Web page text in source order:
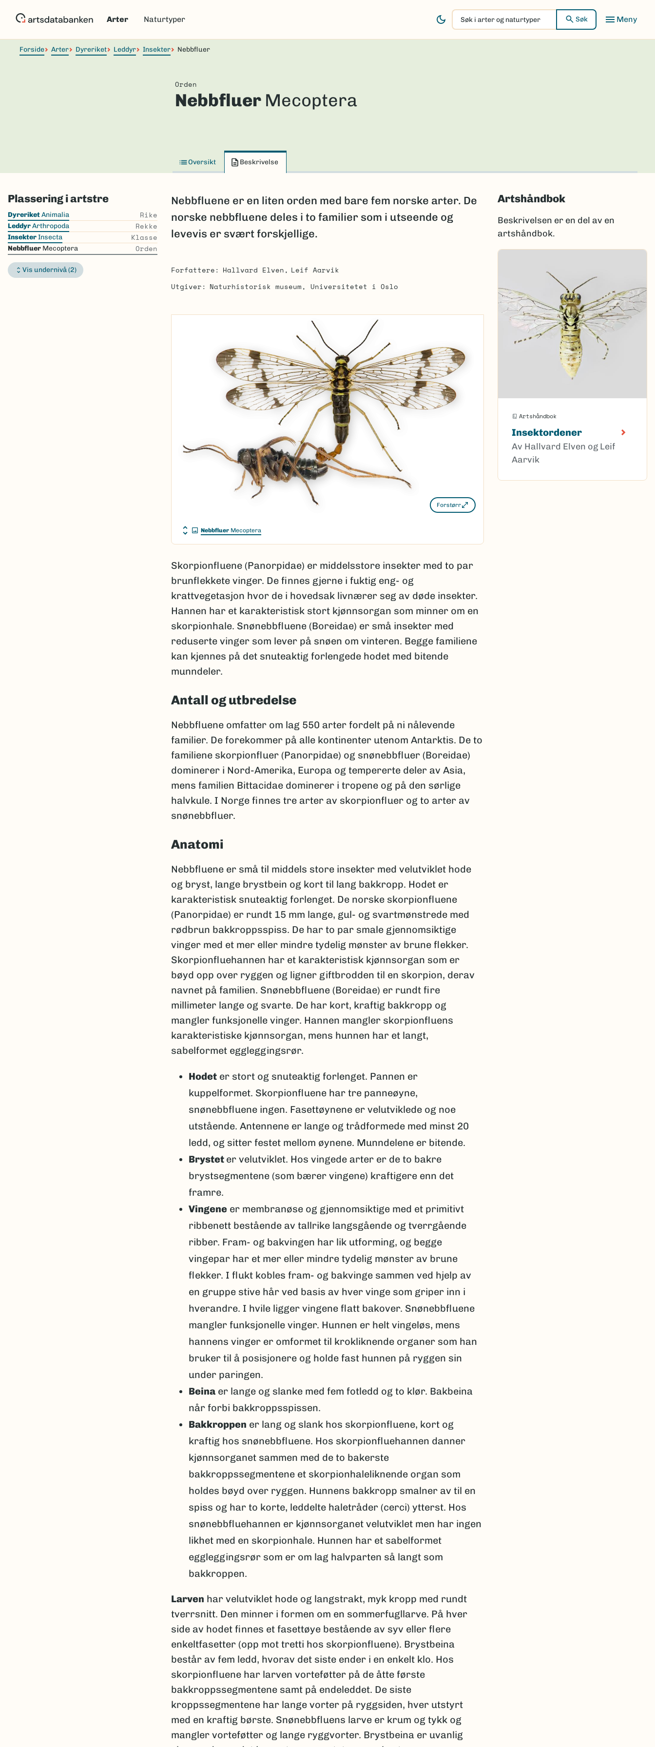
Arter Naturtyper
Søk
i
arter
Søk
Forside Arter Dyreriket Leddyr Insekter Nebbfluer
Orden
Nebbfluer Mecoptera
Oversikt Beskrivelse
Plassering i artstre
Skip
the
list
DyreriketAnimalia Rike
LeddyrArthropoda Rekke
InsekterInsecta Klasse
Nebbfluer Mecoptera Orden
Vis undernivå (2)
Nebbfluene er en liten orden med bare fem norske arter. De
norske nebbfluene deles i to familier som i utseende og
levevis er svært forskjellige.
Forfattere Hallvard Elven
Leif Aarvik
Utgiver
Naturhistorisk museum, Universitetet i Oslo
Forstørr
NebbfluerMecoptera
Skorpionfluene (Panorpidae) er middelsstore insekter med to par
brunflekkete vinger. De finnes gjerne i fuktig eng- og
krattvegetasjon hvor de i hovedsak livnærer seg av døde insekter.
Hannen har et karakteristisk stort kjønnsorgan som minner om en
skorpionhale. Snønebbfluene (Boreidae) er små insekter med
reduserte vinger som lever på snøen om vinteren. Begge familiene
kan kjennes på det snuteaktig forlengede hodet med bitende
munndeler.
Antall og utbredelse
Nebbfluene omfatter om lag 550 arter fordelt på ni nålevende
familier. De forekommer på alle kontinenter utenom Antarktis. De to
familiene skorpionfluer (Panorpidae) og snønebbfluer (Boreidae)
dominerer i Nord-Amerika, Europa og tempererte deler av Asia,
mens familien Bittacidae dominerer i tropene og på den sørlige
halvkule. I Norge finnes tre arter av skorpionfluer og to arter av
snønebbfluer.
Anatomi
Nebbfluene er små til middels store insekter med velutviklet hode
og bryst, lange brystbein og kort til lang bakkropp. Hodet er
karakteristisk snuteaktig forlenget. De norske skorpionfluene
(Panorpidae) er rundt 15 mm lange, gul- og svartmønstrede med
rødbrun bakkroppsspiss. De har to par smale gjennomsiktige
vinger med et mer eller mindre tydelig mønster av brune flekker.
Skorpionfluehannen har et karakteristisk kjønnsorgan som er
bøyd opp over ryggen og ligner giftbrodden til en skorpion, derav
navnet på familien. Snønebbfluene (Boreidae) er rundt fire
millimeter lange og svarte. De har kort, kraftig bakkropp og
mangler funksjonelle vinger. Hannen mangler skorpionfluens
karakteristiske kjønnsorgan, mens hunnen har et langt,
sabelformet eggleggingsrør.
Hodeter stort og snuteaktig forlenget. Pannen er
kuppelformet. Skorpionfluene har tre panneøyne,
snønebbfluene ingen. Fasettøynene er velutviklede og noe
utstående. Antennene er lange og trådformede med minst 20
ledd, og sitter festet mellom øynene. Munndelene er bitende.
Brystet er velutviklet. Hos vingede arter er de to bakre
brystsegmentene (som bærer vingene) kraftigere enn det
framre.
Vingeneer membranøse og gjennomsiktige med et primitivt
ribbenett bestående av tallrike langsgående og tverrgående
ribber. Fram- og bakvingen har lik utforming, og begge
vingepar har et mer eller mindre tydelig mønster av brune
flekker. I flukt kobles fram- og bakvinge sammen ved hjelp av
en gruppe stive hår ved basis av hver vinge som griper inn i
hverandre. I hvile ligger vingene flatt bakover. Snønebbfluene
mangler funksjonelle vinger. Hunnen er helt vingeløs, mens
hannens vinger er omformet til krokliknende organer som han
bruker til å posisjonere og holde fast hunnen på ryggen sin
under paringen.
Beinaer lange og slanke med fem fotledd og to klør. Bakbeina
når forbi bakkroppsspissen.
Bakkroppen er lang og slank hos skorpionfluene, kort og
kraftig hos snønebbfluene. Hos skorpionfluehannen danner
kjønnsorganet sammen med de to bakerste
bakkroppssegmentene et skorpionhaleliknende organ som
holdes bøyd over ryggen. Hunnens bakkropp smalner av til en
spiss og har to korte, leddelte haletråder (cerci) ytterst. Hos
snønebbfluehannen er kjønnsorganet velutviklet men har ingen
likhet med en skorpionhale. Hunnen har et sabelformet
eggleggingsrør som er om lag halvparten så langt som
bakkroppen.
Larven har velutviklet hode og langstrakt, myk kropp med rundt
tverrsnitt. Den minner i formen om en sommerfugllarve. På hver
side av hodet finnes et fasettøye bestående av syv eller flere
enkeltfasetter (opp mot tretti hos skorpionfluene). Brystbeina
består av fem ledd, hvorav det siste ender i en enkelt klo. Hos
skorpionfluene har larven vorteføtter på de åtte første
bakkroppssegmentene samt på endeleddet. De siste
kroppssegmentene har lange vorter på ryggsiden, hver utstyrt
med en kraftig børste. Snønebbfluens larve er krum og tykk og
mangler vorteføtter og lange ryggvorter. Brystbeina er uvanlig
Artshåndbok
Beskrivelsen er en del av en
artshåndbok.
Artshåndbok
Insektordener
Av Hallvard Elven og Leif
Aarvik